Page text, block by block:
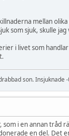
mellan
som sjuk, skulle
i livet som
son. Insjuknade
som i en annan
en del. Det